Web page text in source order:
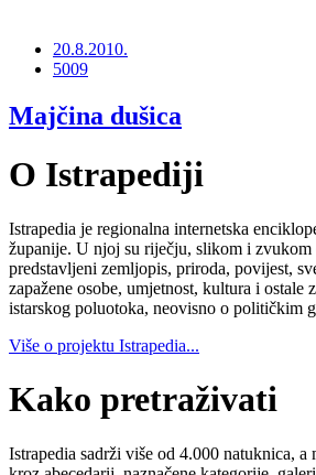
20.8.2010.
5009
Majčina dušica
O Istrapediji
Istrapedia je regionalna internetska
županije. U njoj su riječju, slikom i zvukom
predstavljeni zemljopis, priroda, povijest,
zapažene osobe, umjetnost, kultura i ostale
istarskog poluotoka, neovisno o političkim
Više o projektu Istrapedia...
Kako pretraživati
Istrapedia sadrži više od 4.000 natuknica, a